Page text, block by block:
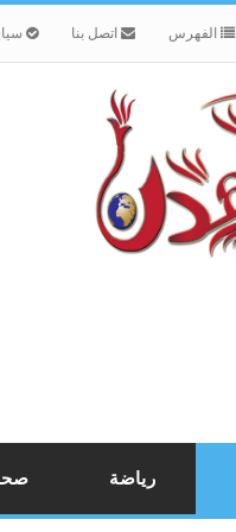
الفهرس اتصل بنا
رياضة